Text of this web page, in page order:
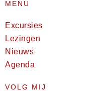
MENU
Excursies
Lezingen
Nieuws
Agenda
VOLG MIJ